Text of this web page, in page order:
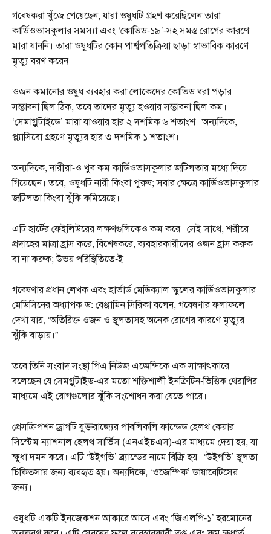
গবেষকরা খুঁজে পেয়েছেন, যারা ওষুধটি গ্রহণ করেছিলেন তারা
কার্ডিওভাসকুলার সমস্যা এবং ‘কোভিড-১৯’-সহ সমস্ত রোগের কারণে
মারা যাননি। তারা ওষুধটির কোন পার্শ্বপতিক্রিয়া ছাড়া স্বাভাবিক কারণে
মৃত্যু বরণ করেন।
ওজন কমানোর ওষুধ ব্যবহার করা লোকেদের কোভিড ধরা পড়ার
সম্ভাবনা ছিল ঠিক, তবে তাদের মৃত্যু হওয়ার সম্ভাবনা ছিল কম।
‘সেমাগ্লুটাইডে’ মারা যাওয়ার হার ২ দশমিক ৬ শতাংশ। অন্যদিকে,
প্ল্যাসিবো গ্রহণে মৃত্যুর হার ৩ দশমিক ১ শতাংশ।
অন্যদিকে, নারীরা-ও খুব কম কার্ডিওভাসকুলার জটিলতার মধ্যে দিয়ে
গিয়েছেন। তবে, ওষুধটি নারী কিংবা পুরুষ; সবার ক্ষেত্রে কার্ডিওভাসকুলার
জটিলতা কিংবা ঝুঁকি কমিয়েছে।
এটি হার্টের ফেইলিউরের লক্ষণগুলিকেও কম করে। সেই সাথে, শরীরে
প্রদাহের মাত্রা হ্রাস করে, বিশেষকরে, ব্যবহারকারীদের ওজন হ্রাস করুক
বা না করুক; উভয় পরিস্থিতিতে-ই।
গবেষণার প্রধান লেখক এবং হার্ভার্ড মেডিক্যাল স্কুলের কার্ডিওভাসকুলার
মেডিসিনের অধ্যাপক ড: বেঞ্জামিন সিরিকা বলেন, গবেষণার ফলাফলে
দেখা যায়, ‘অতিরিক্ত ওজন ও স্থূলতাসহ অনেক রোগের কারণে মৃত্যুর
ঝুঁকি বাড়ায়।”
তবে তিনি সংবাদ সংস্থা পিএ নিউজ এজেন্সিকে এক সাক্ষাৎকারে
বলেছেন যে সেমগ্লুটাইড-এর মতো শক্তিশালী ইনক্রিটিন-ভিত্তিক থেরাপির
মাধ্যমে এই রোগগুলোর ঝুঁকি সংশোধন করা যেতে পারে।
প্রেসক্রিপশন ড্রাগটি যুক্তরাজ্যের পাবলিকলি ফান্ডেড হেলথ কেয়ার
সিস্টেম ন্যাশনাল হেলথ সার্ভিস (এনএইচএস)-এর মাধ্যমে দেয়া হয়, যা
ক্ষুধা দমন করে। এটি ‘উইগভি’ ব্র্যান্ডের নামে বিক্রি হয়। ‘উইগভি’ স্থূলতা
চিকিত্সার জন্য ব্যবহৃত হয়। অন্যদিকে, ‘ওজেম্পিক’ ডায়াবেটিসের
জন্য।
ওষুধটি একটি ইনজেকশন আকারে আসে এবং ‘জিএলপি-১’ হরমোনের